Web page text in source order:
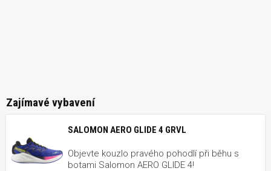
Zajímavé vybavení
SALOMON AERO GLIDE 4 GRVL
Objevte kouzlo pravého pohodlí při běhu s
botami Salomon AERO GLIDE 4!